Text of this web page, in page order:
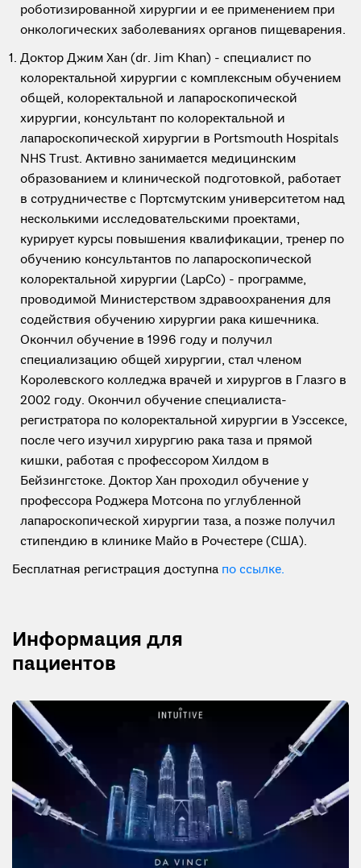
роботизированной хирургии и ее применением при
онкологических заболеваниях органов пищеварения.
Доктор Джим Хан (dr. Jim Khan) - специалист по
колоректальной хирургии с комплексным обучением
общей, колоректальной и лапароскопической
хирургии, консультант по колоректальной и
лапароскопической хирургии в Portsmouth Hospitals
NHS Trust. Активно занимается медицинским
образованием и клинической подготовкой, работает
в сотрудничестве с Портсмутским университетом над
несколькими исследовательскими проектами,
курирует курсы повышения квалификации, тренер по
обучению консультантов по лапароскопической
колоректальной хирургии (LapCo) - программе,
проводимой Министерством здравоохранения для
содействия обучению хирургии рака кишечника.
Окончил обучение в 1996 году и получил
специализацию общей хирургии, стал членом
Королевского колледжа врачей и хирургов в Глазго в
2002 году. Окончил обучение специалиста-
регистратора по колоректальной хирургии в Уэссексе,
после чего изучил хирургию рака таза и прямой
кишки, работая с профессором Хилдом в
Бейзингстоке. Доктор Хан проходил обучение у
профессора Роджера Мотсона по углубленной
лапароскопической хирургии таза, а позже получил
стипендию в клинике Майо в Рочестере (США).
Бесплатная регистрация доступна по ссылке.
Информация для
пациентов